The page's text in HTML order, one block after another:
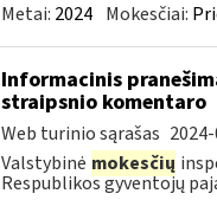
Metai: 2024 Mokesčiai:
Informacinis
straipsnio komentaro
Web turinio sąrašas
Valstybinė mokesčių
Respublikos gyventojų